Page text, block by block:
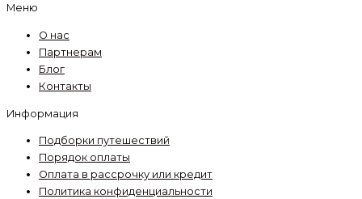
Меню
О нас
Партнерам
Блог
Контакты
Информация
Подборки путешествий
Порядок оплаты
Оплата в рассрочку или кредит
Политика конфиденциальности